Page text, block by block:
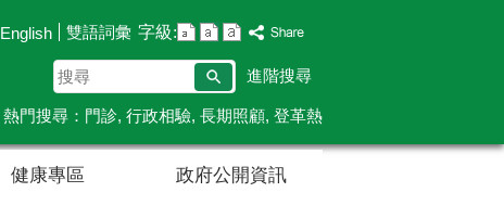
English 雙語詞彙 字級:
搜
尋
進階搜尋
熱門搜尋： 門診 行政相驗 長期照顧 登革熱
健康專區 政府公開資訊